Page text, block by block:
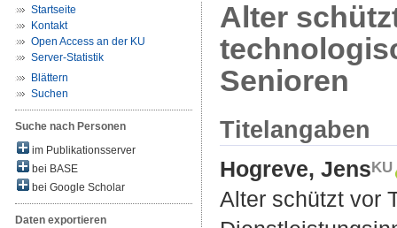
Startseite
Kontakt
Open Access an der KU
Server-Statistik
Blättern
Suchen
Suche nach Personen
im Publikationsserver
bei BASE
bei Google Scholar
Daten exportieren
Alter
Senioren
Titelangaben
Hogreve, Jens
Alter schützt vor